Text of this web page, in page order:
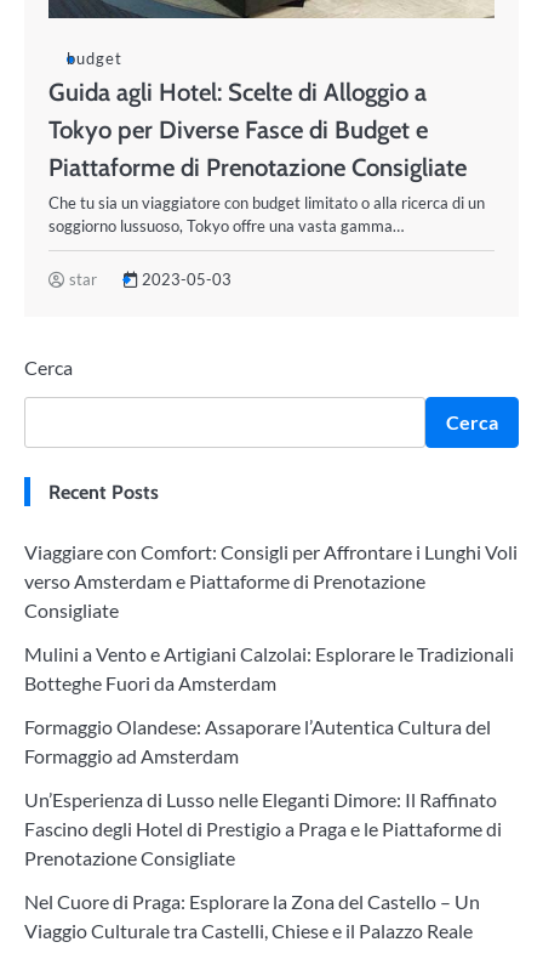
budget
Guida agli Hotel: Scelte di Alloggio a
Tokyo per Diverse Fasce di Budget e
Piattaforme di Prenotazione Consigliate
Che tu sia un viaggiatore con budget limitato o alla ricerca di un
soggiorno lussuoso, Tokyo offre una vasta gamma…
star 2023-05-03
Cerca
Cerca
Recent Posts
Viaggiare con Comfort: Consigli per Affrontare i Lunghi Voli
verso Amsterdam e Piattaforme di Prenotazione
Consigliate
Mulini a Vento e Artigiani Calzolai: Esplorare le Tradizionali
Botteghe Fuori da Amsterdam
Formaggio Olandese: Assaporare l’Autentica Cultura del
Formaggio ad Amsterdam
Un’Esperienza di Lusso nelle Eleganti Dimore: Il Raffinato
Fascino degli Hotel di Prestigio a Praga e le Piattaforme di
Prenotazione Consigliate
Nel Cuore di Praga: Esplorare la Zona del Castello – Un
Viaggio Culturale tra Castelli, Chiese e il Palazzo Reale